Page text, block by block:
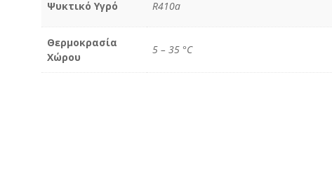
Ψυκτικό Yγρό R410a
Θερμοκρασία
Χώρου
5 – 35 °C